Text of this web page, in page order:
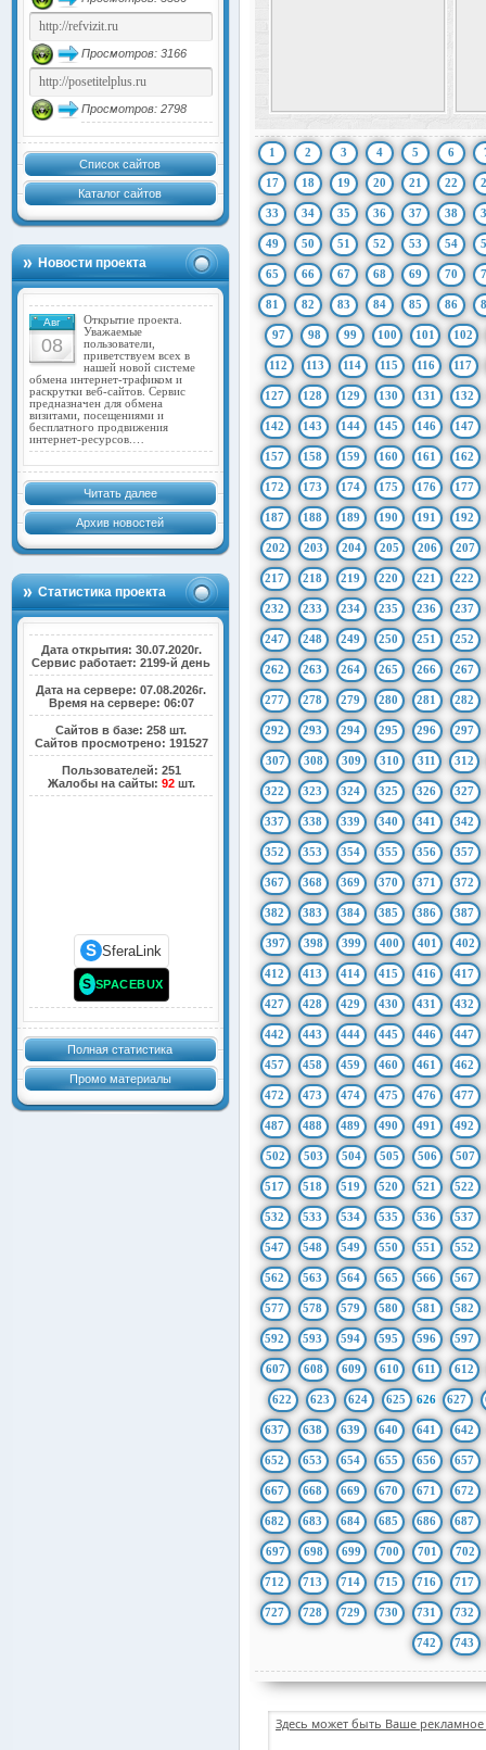
Просмотров: 3166
Просмотров: 2798
Список сайтов
Каталог сайтов
Новости проекта
Авг
08
Открытие проекта.
Уважаемые
пользователи,
приветствуем всех в
нашей новой системе
обмена интернет-трафиком и
раскрутки веб-сайтов. Сервис
предназначен для обмена
визитами, посещениями и
бесплатного продвижения
интернет-ресурсов.…
Читать далее
Архив новостей
Статистика проекта
Дата открытия: 30.07.2020г.
Сервис работает: 2199-й день
Дата на сервере: 07.08.2026г.
Время на сервере: 06:07
Сайтов в базе: 258 шт.
Сайтов просмотрено: 191527
Пользователей: 251
Жалобы на сайты: 92шт.
S SferaLink
S SPACEBUX
Полная статистика
Промо материалы
1 2 3 4 5 6
17 18 19 20 21 22
33 34 35 36 37 38
49 50 51 52 53 54
65 66 67 68 69 70
81 82 83 84 85 86
97 98 99 100 101 102
112 113 114 115 116 117
127 128 129 130 131 132
142 143 144 145 146 147
157 158 159 160 161 162
172 173 174 175 176 177
187 188 189 190 191 192
202 203 204 205 206 207
217 218 219 220 221 222
232 233 234 235 236 237
247 248 249 250 251 252
262 263 264 265 266 267
277 278 279 280 281 282
292 293 294 295 296 297
307 308 309 310 311 312
322 323 324 325 326 327
337 338 339 340 341 342
352 353 354 355 356 357
367 368 369 370 371 372
382 383 384 385 386 387
397 398 399 400 401 402
412 413 414 415 416 417
427 428 429 430 431 432
442 443 444 445 446 447
457 458 459 460 461 462
472 473 474 475 476 477
487 488 489 490 491 492
502 503 504 505 506 507
517 518 519 520 521 522
532 533 534 535 536 537
547 548 549 550 551 552
562 563 564 565 566 567
577 578 579 580 581 582
592 593 594 595 596 597
607 608 609 610 611 612
622 623 624 625 626 627
637 638 639 640 641 642
652 653 654 655 656 657
667 668 669 670 671 672
682 683 684 685 686 687
697 698 699 700 701 702
712 713 714 715 716 717
727 728 729 730 731 732
742 743
Здесь может быть Ваше